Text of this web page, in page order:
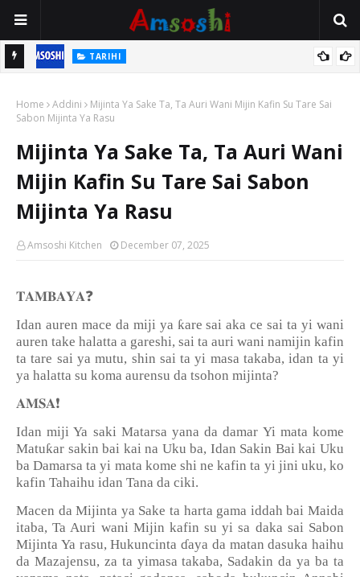
TARIHI
Mutane Ba Su Taba Ji Ba
Home Addini
Mijinta Ya Sake Ta, Ta Auri Wani Mijin Kafin Su Tare Sai
Sabon Mijinta Ya Rasu
Mijinta Ya Sake Ta, Ta Auri Wani
Mijin Kafin Su Tare Sai Sabon
Mijinta Ya Rasu
Amsoshi Kitchen December 07, 2025
𝐓𝐀𝐌𝐁𝐀𝐘𝐀❓
Idan auren mace da miji ya ƙare sai aka ce sai ta yi wani
auren take halatta a gareshi, sai ta auri wani namijin kafin
ta tare sai ya mutu, shin sai ta yi masa takaba, idan ta yi
ya halatta su koma aurensu da tsohon mijinta?
𝐀𝐌𝐒𝐀❗️
Idan miji Ya saki Matarsa yana da damar Yi mata kome
Matuƙar sakin bai kai na Uku ba, Idan Sakin Bai kai Uku
ba Damarsa ta yi mata kome shi ne kafin ta yi jini uku, ko
kafin Tahaihu idan Tana da ciki.
Macen da Mijinta ya Sake ta harta gama iddah bai Maida
itaba, Ta Auri wani Mijin kafin su yi sa daka sai Sabon
Mijinta Ya rasu, Hukuncinta ɗaya da matan dasuka haihu
da Mazajensu, za ta yimasa takaba, Sadakin da ya ba ta